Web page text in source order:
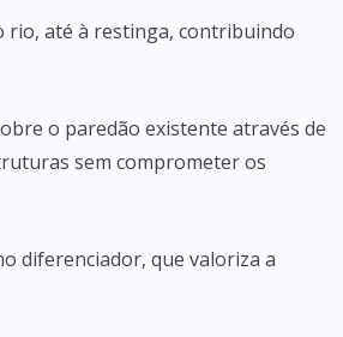
rio, até à restinga, contribuindo
o paredão existente através de
sem comprometer os
diferenciador, que valoriza a